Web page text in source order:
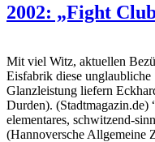
2002: „Fight
Mit viel Witz, aktuellen
Eisfabrik diese unglaubliche
Glanzleistung liefern
Durden). (Stadtmagazin.de)
elementares, schwitzend-
(Hannoversche Allgemeine